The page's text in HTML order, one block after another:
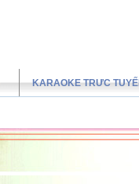
KARAOKE TRƯC